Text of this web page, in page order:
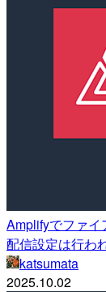
Amplifyでファ
配信設定は行わ
katsumata
2025.10.02